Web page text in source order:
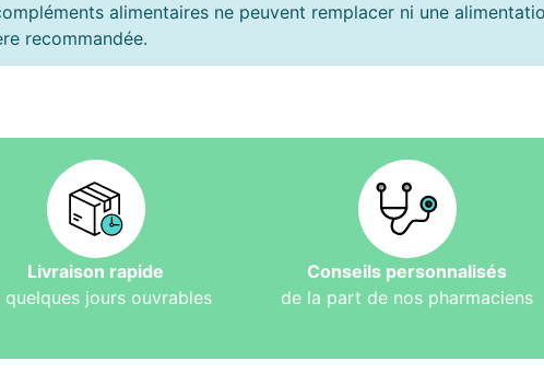
alimentaires ne peuvent remplacer ni une
recommandée.
Livraison rapide
quelques jours ouvrables
Conseils personnalisés
de la part de nos pharmaciens